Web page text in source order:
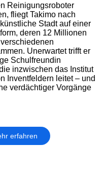
Reinigungsroboter
fliegt Takimo nach
Stadt auf einer
deren 12 Millionen
Unerwartet trifft er
Schulfreundin
inzwischen das Institut
Inventfeldern leitet – und
verdächtiger Vorgänge
erfahren